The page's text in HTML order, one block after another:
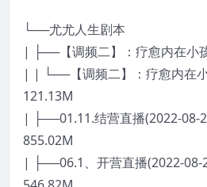
└──尤尤人生剧本
| ├──【调频二】：疗愈内在小
| | └──【调频二】：疗愈内在
121.13M
| ├──01.11.结营直播(2022-08-
855.02M
| ├──06.1、开营直播(2022-08-